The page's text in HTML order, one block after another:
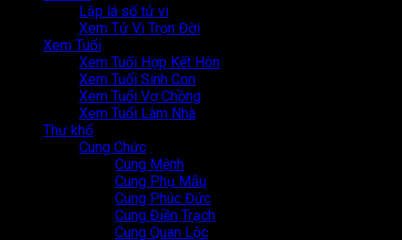
Lập lá số tử vi
Xem Tử Vi Trọn Đời
Xem Tuổi
Xem Tuổi Hợp Kết Hôn
Xem Tuổi Sinh Con
Xem Tuổi Vợ Chồng
Xem Tuổi Làm Nhà
Thư khố
Cung Chức
Cung Mệnh
Cung Phụ Mẫu
Cung Phúc Đức
Cung Điền Trạch
Cung Quan Lộc